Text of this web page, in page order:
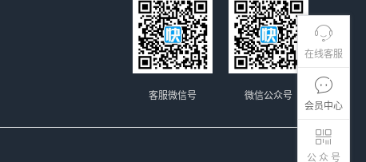
在线客服
会员中心
公 众 号
微信公众号
客服微信号